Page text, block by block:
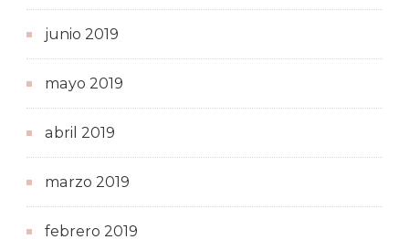
junio 2019
mayo 2019
abril 2019
marzo 2019
febrero 2019